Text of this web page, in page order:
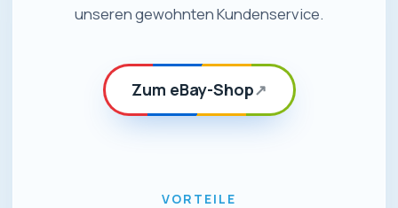
unseren gewohnten Kundenservice.
Zum eBay-Shop↗
VORTEILE